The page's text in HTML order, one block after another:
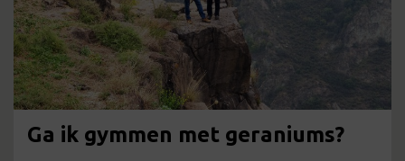
Ga ik gymmen met geraniums?